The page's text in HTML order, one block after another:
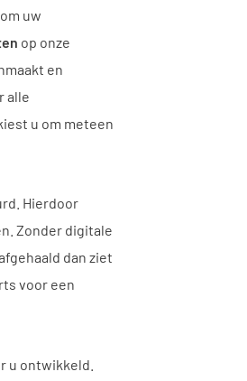
uw
op onze
en
alle
u om meteen
Hierdoor
Zonder digitale
dan ziet
voor een
u ontwikkeld.